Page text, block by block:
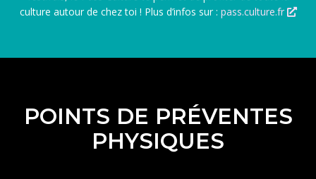
culture autour de chez toi ! Plus d’infos sur : pass.culture.fr
POINTS DE PRÉVENTES
PHYSIQUES